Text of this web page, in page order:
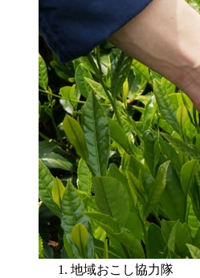
地域おこし協力隊